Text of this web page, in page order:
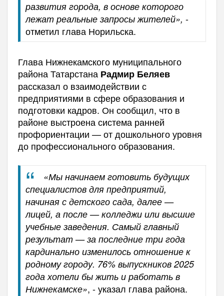
развития города, в основе которого
лежат реальные запросы жителей», -
отметил глава Норильска.
Глава Нижнекамского муниципального
района Татарстана Радмир Беляев
рассказал о взаимодействии с
предприятиями в сфере образования и
подготовки кадров. Он сообщил, что в
районе выстроена система ранней
профориентации — от дошкольного уровня
до профессионального образования.
«Мы начинаем готовить будущих
специалистов для предприятий,
начиная с детского сада, далее —
лицей, а после — колледжи или высшие
учебные заведения. Самый главный
результат — за последние три года
кардинально изменилось отношение к
родному городу. 76% выпускников 2025
года хотели бы жить и работать в
Нижнекамске», - указал глава района.